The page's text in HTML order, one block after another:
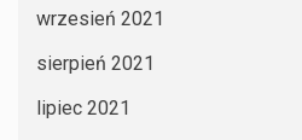
wrzesień 2021
sierpień 2021
lipiec 2021